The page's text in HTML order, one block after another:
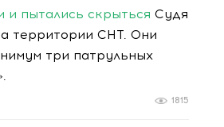
пытались скрыться Судя
территории СНТ. Они
три патрульных
1815